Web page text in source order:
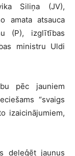
Siliņa (JV),
amata atsauca
(P), izglītības
ministru Uldi
pēc jauniem
“svaigs
izaicinājumiem,
deleģēt jaunus